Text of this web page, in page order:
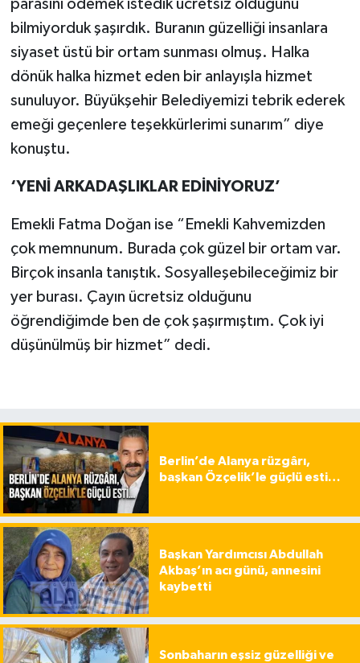
parasını ödemek istedik ücretsiz olduğunu
bilmiyorduk şaşırdık. Buranın güzelliği insanlara
siyaset üstü bir ortam sunması olmuş. Halka
dönük halka hizmet eden bir anlayışla hizmet
sunuluyor. Büyükşehir Belediyemizi tebrik ederek
emeği geçenlere teşekkürlerimi sunarım” diye
konuştu.
‘YENİ ARKADAŞLIKLAR EDİNİYORUZ’
Emekli Fatma Doğan ise “Emekli Kahvemizden
çok memnunum. Burada çok güzel bir ortam var.
Birçok insanla tanıştık. Sosyalleşebileceğimiz bir
yer burası. Çayın ücretsiz olduğunu
öğrendiğimde ben de çok şaşırmıştım. Çok iyi
düşünülmüş bir hizmet” dedi.
Berlin’de Alanya rüzgârı,
başkan Özçelik’le güçlü esti…
Başkan Yardımcısı Abdullah
Akbaş’ın acı günü, annesini
kaybetti
Sonbaharın eşsiz güzelliği ve